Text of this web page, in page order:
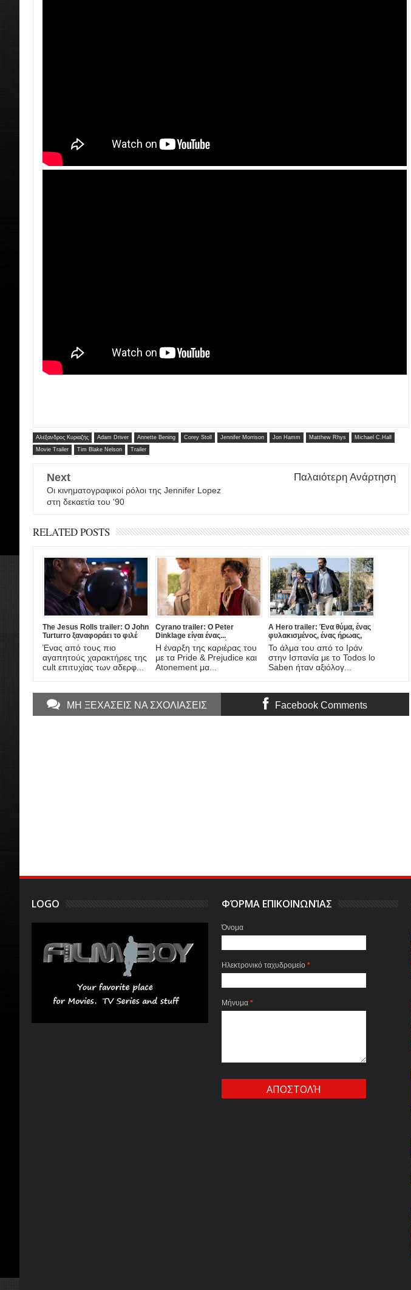
Αλέξανδρος Κυριαζής Adam Driver Annette Bening Corey Stoll Jennifer Morrison Jon Hamm Matthew Rhys
Michael C.Hall
Movie Trailer
Tim Blake Nelson Trailer
Next
Οι κινηματογραφικοί ρόλοι της Jennifer Lopez
στη δεκαετία του '90
Παλαιότερη Ανάρτηση
RELATED POSTS
The Jesus Rolls trailer: Ο John
Turturro ξαναφοράει το φιλέ
στα μαλλιά στο spin-off του The
Big Lebowski!
Ένας από τους πιο
αγαπητούς χαρακτήρες της
cult επιτυχίας των αδερφ...
Cyrano trailer: Ο Peter
Dinklage είναι ένας...
διαφορετικός Συρανό ντε
Μπερζεράκ στη νέα μιούζικαλ
διασκευή από το σκηνοθέτη
του Darkest Hour!
Η έναρξη της καριέρας του
με τα Pride & Prejudice και
Atonement μα...
A Hero trailer: Ένα θύμα, ένας
φυλακισμένος, ένας ήρωας,
ένας πατέρας. Έρχεται στο
Amazon η νέα ταινία του
Asghar Farhadi!
Το άλμα του από το Ιράν
στην Ισπανία με το Todos lo
Saben ήταν αξιόλογ...
ΜΗ ΞΕΧΑΣΕΙΣ ΝΑ ΣΧΟΛΙΑΣΕΙΣ Facebook Comments
LOGO ΦΌΡΜΑ ΕΠΙΚΟΙΝΩΝΊΑΣ
Όνομα
Ηλεκτρονικό ταχυδρομείο*
Μήνυμα*